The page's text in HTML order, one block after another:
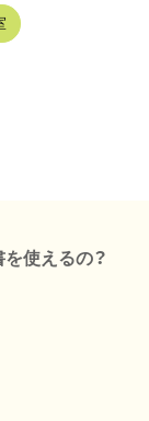
使えるの？